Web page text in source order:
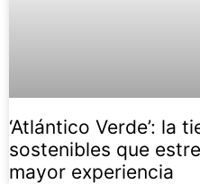
‘Atlántico Verde’: la
sostenibles que
mayor experiencia